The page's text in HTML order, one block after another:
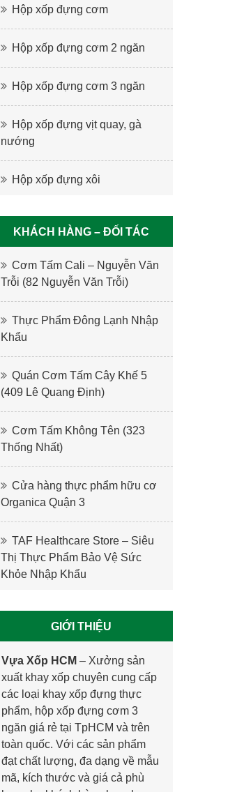
Hộp xốp đựng cơm
Hộp xốp đựng cơm 2 ngăn
Hộp xốp đựng cơm 3 ngăn
Hộp xốp đựng vịt quay, gà
nướng
Hộp xốp đựng xôi
KHÁCH HÀNG – ĐỐI TÁC
Cơm Tấm Cali – Nguyễn Văn
Trỗi (82 Nguyễn Văn Trỗi)
Thực Phẩm Đông Lạnh Nhập
Khẩu
Quán Cơm Tấm Cây Khế 5
(409 Lê Quang Định)
Cơm Tấm Không Tên (323
Thống Nhất)
Cửa hàng thực phẩm hữu cơ
Organica Quận 3
TAF Healthcare Store – Siêu
Thị Thực Phẩm Bảo Vệ Sức
Khỏe Nhập Khẩu
GIỚI THIỆU
Vựa Xốp HCM – Xưởng sản
xuất khay xốpchuyên cung cấp
các loại khay xốp đựng thực
phẩm, hộp xốp đựng cơm 3
ngăn giá rẻ tại TpHCM và trên
toàn quốc. Với các sản phẩm
đạt chất lượng, đa dạng về mẫu
mã, kích thước và giá cả phù